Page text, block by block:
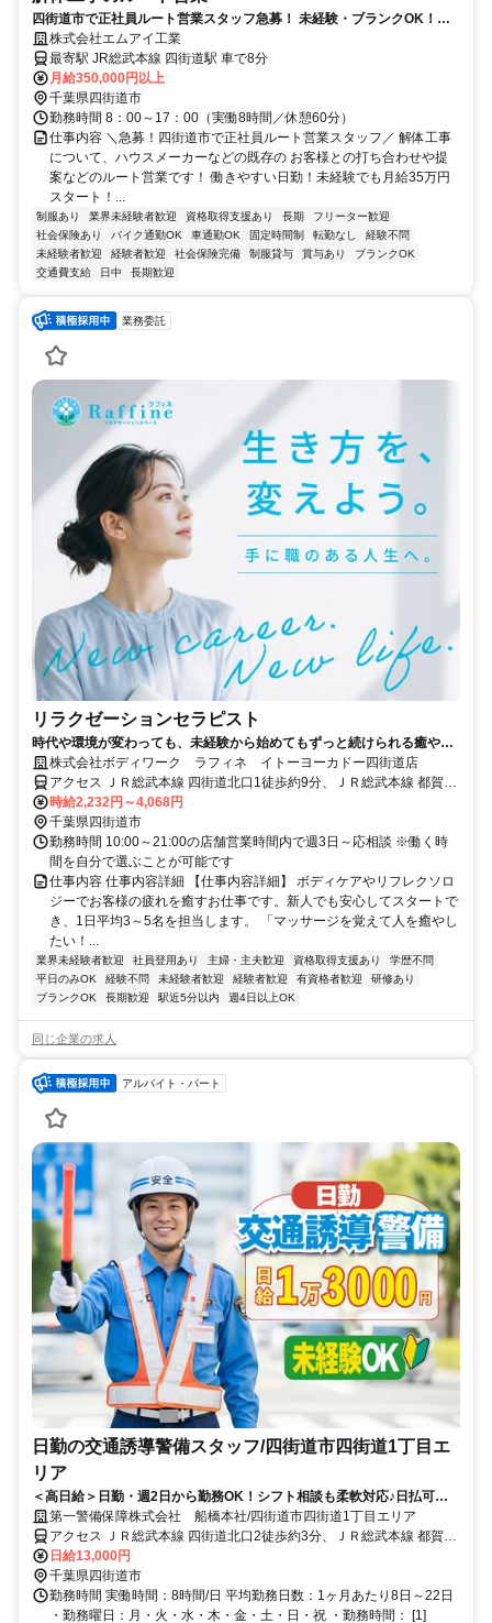
四街道市で正社員ルート営業スタッフ急募！ 未経験・ブランクOK！月
給35万円！年収900万円も可能！
株式会社エムアイ工業
最寄駅 JR総武本線 四街道駅 車で8分
月給350,000円以上
千葉県四街道市
勤務時間 8：00～17：00（実働8時間／休憩60分）
仕事内容 ＼急募！四街道市で正社員ルート営業スタッフ／ 解体工事
について、ハウスメーカーなどの既存の お客様との打ち合わせや提
案などのルート営業です！ 働きやすい日勤！未経験でも月給35万円
スタート！...
制服あり 業界未経験者歓迎 資格取得支援あり 長期
フリーター歓迎
社会保険あり
バイク通勤OK 車通勤OK 固定時間制 転勤なし
経験不問
未経験者歓迎
経験者歓迎 社会保険完備 制服貸与 賞与あり
ブランクOK
交通費支給
日中 長期歓迎
業務委託
リラクゼーションセラピスト
時代や環境が変わっても、未経験から始めてもずっと続けられる癒やし
の仕事。手に職を身につけて、生き方を変えよう。
株式会社ボディワーク ラフィネ イトーヨーカドー四街道店
アクセス ＪＲ総武本線 四街道北口1徒歩約9分、ＪＲ総武本線 都賀西
口徒歩約51分、千葉都市モノレール２号線 都賀出入口1徒歩約52分
最寄駅：四街道駅
時給2,232円～4,068円
千葉県四街道市
勤務時間 10:00～21:00の店舗営業時間内で週3日～応相談 ※働く時
間を自分で選ぶことが可能です
仕事内容 仕事内容詳細 【仕事内容詳細】 ボディケアやリフレクソロ
ジーでお客様の疲れを癒すお仕事です。新人でも安心してスタートで
き、1日平均3～5名を担当します。 「マッサージを覚えて人を癒やし
たい！...
業界未経験者歓迎 社員登用あり 主婦・主夫歓迎 資格取得支援あり
学歴不問
平日のみOK
経験不問 未経験者歓迎 経験者歓迎 有資格者歓迎
研修あり
ブランクOK
長期歓迎 駅近5分以内 週4日以上OK
同じ企業の求人
アルバイト・パート
日勤の交通誘導警備スタッフ/四街道市四街道1丁目エ
リア
＜高日給＞日勤・週2日から勤務OK！シフト相談も柔軟対応♪日払可◎
未経験歓迎★
第一警備保障株式会社 船橋本社/四街道市四街道1丁目エリア
アクセス ＪＲ総武本線 四街道北口2徒歩約3分、ＪＲ総武本線 都賀西
口徒歩約43分、ＪＲ総武本線 都賀西口徒歩約43分 直行直帰OK＊交
通費全額支給＊
日給13,000円
千葉県四街道市
勤務時間 実働時間：8時間/日 平均勤務日数：1ヶ月あたり8日～22日
・勤務曜日：月・火・水・木・金・土・日・祝 ・勤務時間： [1]